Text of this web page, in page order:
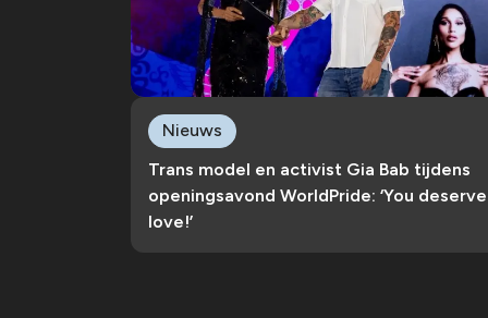
Trans model en activist Gia Bab tijdens
openingsavond WorldPride: ‘You deserve
love!’
Nieuws